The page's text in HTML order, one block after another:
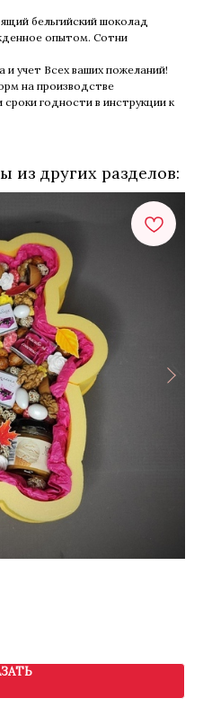
бельгийский шоколад
опытом. Сотни
и учет Всех ваших пожеланий!
на производстве
годности в инструкции к
из других разделов: